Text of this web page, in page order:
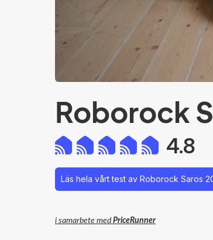
Roborock
4.8
Läs hela vårt test av Roborock Saros
i samarbete med PriceRunner